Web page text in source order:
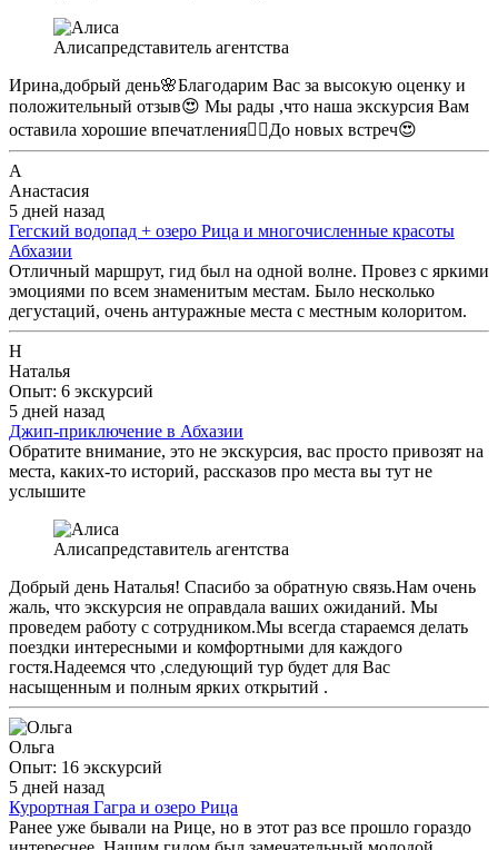
Алисапредставитель агентства
Ирина,добрый день🌸Благодарим Вас за высокую оценку и
положительный отзыв😍 Мы рады ,что наша экскурсия Вам
оставила хорошие впечатления👌🏻До новых встреч😍
А
Анастасия
5 дней назад
Гегский водопад + озеро Рица и многочисленные красоты
Абхазии
Отличный маршрут, гид был на одной волне. Провез с яркими
эмоциями по всем знаменитым местам. Было несколько
дегустаций, очень антуражные места с местным колоритом.
Н
Наталья
Опыт: 6 экскурсий
5 дней назад
Джип-приключение в Абхазии
Обратите внимание, это не экскурсия, вас просто привозят на
места, каких-то историй, рассказов про места вы тут не
услышите
Алисапредставитель агентства
Добрый день Наталья! Спасибо за обратную связь.Нам очень
жаль, что экскурсия не оправдала ваших ожиданий. Мы
проведем работу с сотрудником.Мы всегда стараемся делать
поездки интересными и комфортными для каждого
гостя.Надеемся что ,следующий тур будет для Вас
насыщенным и полным ярких открытий .
Ольга
Опыт: 16 экскурсий
5 дней назад
Курортная Гагра и озеро Рица
Ранее уже бывали на Рице, но в этот раз все прошло гораздо